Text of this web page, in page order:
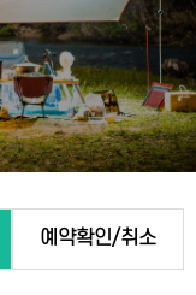
예약확인/취소